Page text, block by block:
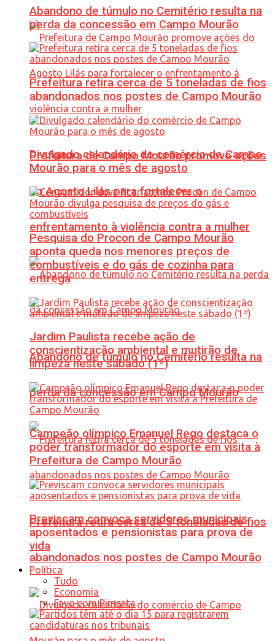
Prefeitura de Campo Mourão promove ações
do Agosto Lilás para fortalecer o
enfrentamento à violência contra a mulher
Abandono de túmulo no Cemitério resulta na
perda da concessão em Campo Mourão
Prefeitura retira cerca de 5 toneladas de fios
abandonados nos postes de Campo Mourão
Abandono de túmulo no Cemitério resulta na
perda da concessão em Campo Mourão
Prefeitura retira cerca de 5 toneladas de fios
abandonados nos postes de Campo Mourão
Divulgado calendário do comércio de Campo
Mourão para o mês de agosto
Pesquisa do Procon de Campo Mourão
aponta queda nos menores preços de
combustíveis e do gás de cozinha para
entrega
Jardim Paulista recebe ação de
conscientização ambiental e mutirão de
limpeza neste sábado (1º)
Campeão olímpico Emanuel Rego destaca o
poder transformador do esporte em visita à
Prefeitura de Campo Mourão
Previscam convoca servidores municipais
aposentados e pensionistas para prova de
vida
Política
Tudo
Economia
Favo com Pimenta